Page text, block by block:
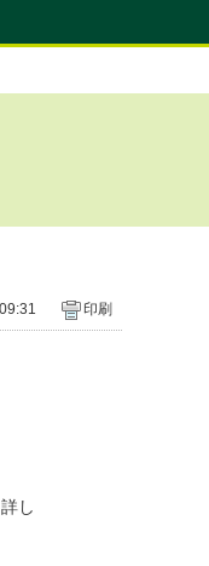
印刷
し